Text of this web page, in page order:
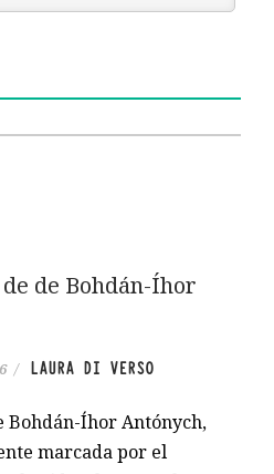
de Bohdán-Íhor
/ LAURA DI VERSO
Bohdán-Íhor Antónych,
marcada por el